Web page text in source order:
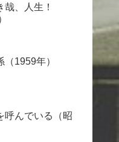
哉、人生！
1959年）
呼んでいる（昭